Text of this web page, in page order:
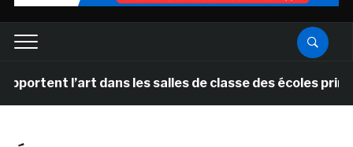
l’art dans les salles de classe des écoles